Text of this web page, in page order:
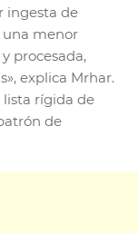
ingesta de
una menor
procesada,
explica Mrhar.
lista rígida de
de